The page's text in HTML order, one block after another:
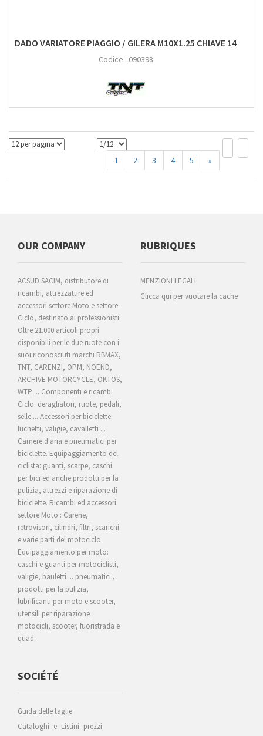
DADO VARIATORE PIAGGIO / GILERA M10X1.25 CHIAVE 14
Codice : 090398
1 2 3 4 5 »
OUR COMPANY
ACSUD SACIM, distributore di
ricambi, attrezzature ed
accessori settore Moto e settore
Ciclo, destinato ai professionisti.
Oltre 21.000 articoli propri
disponibili per le due ruote con i
suoi riconosciuti marchi RBMAX,
TNT, CARENZI, OPM, NOEND,
ARCHIVE MOTORCYCLE, OKTOS,
WTP ... Componenti e ricambi
Ciclo: deragliatori, ruote, pedali,
selle ... Accessori per biciclette:
luchetti, valigie, cavalletti ...
Camere d'aria e pneumatici per
biciclette. Equipaggiamento del
ciclista: guanti, scarpe, caschi
per bici ed anche prodotti per la
pulizia, attrezzi e riparazione di
biciclette. Ricambi ed accessori
settore Moto : Carene,
retrovisori, cilindri, filtri, scarichi
e varie parti del motociclo.
Equipaggiamento per moto:
caschi e guanti per motociclisti,
valigie, bauletti ... pneumatici ,
prodotti per la pulizia,
lubrificanti per moto e scooter,
utensili per riparazione
motocicli, scooter, fuoristrada e
quad.
RUBRIQUES
MENZIONI LEGALI
Clicca qui per vuotare la cache
SOCIÉTÉ
Guida delle taglie
Cataloghi_e_Listini_prezzi